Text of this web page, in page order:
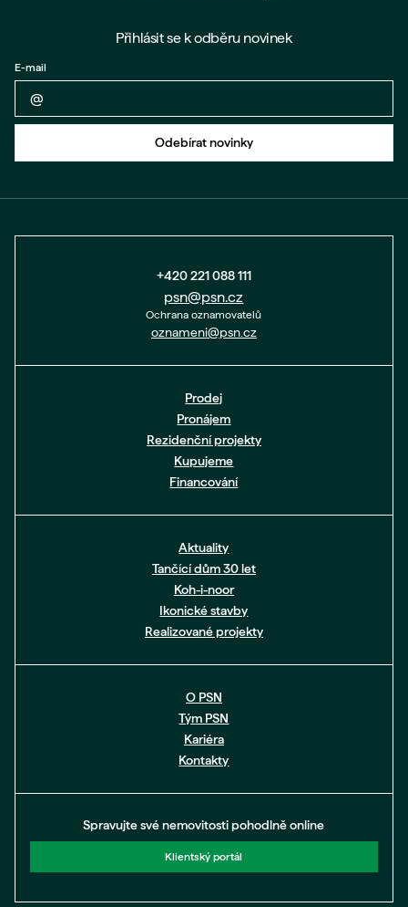
Zpět na formulář
Přihlásit se k odběru novinek
E-mail
Odebírat novinky
+420 221 088 111
psn@psn.cz
Ochrana oznamovatelů
oznameni@psn.cz
Prodej
Pronájem
Rezidenční projekty
Kupujeme
Financování
Aktuality
Tančící dům 30 let
Koh-i-noor
Ikonické stavby
Realizované projekty
O PSN
Tým PSN
Kariéra
Kontakty
Spravujte své nemovitosti pohodlně online
Klientský portál